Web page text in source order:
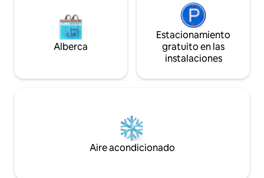
Alberca
Estacionamiento
gratuito en las
instalaciones
Aire acondicionado